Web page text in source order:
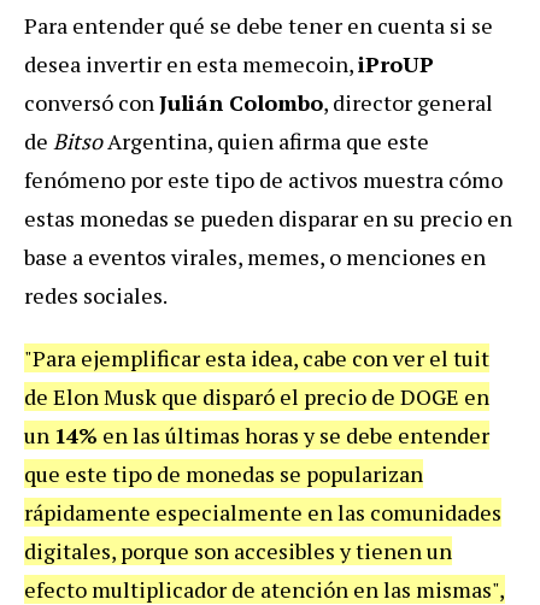
Para entender qué se debe tener en cuenta si se
desea invertir en esta memecoin,iProUP
conversó conJulián Colombo, director general
de BitsoArgentina, quien afirma que este
fenómeno por este tipo de activos muestra cómo
estas monedas se pueden disparar en su precio en
base a eventos virales, memes, o menciones en
redes sociales.
"Para ejemplificar esta idea, cabe con ver el tuit
de Elon Musk que disparó el precio de DOGE en
un 14% en las últimas horas y se debe entender
que este tipo de monedas se popularizan
rápidamente especialmente en las comunidades
digitales, porque son accesibles y tienen un
efecto multiplicador de atención en las mismas",